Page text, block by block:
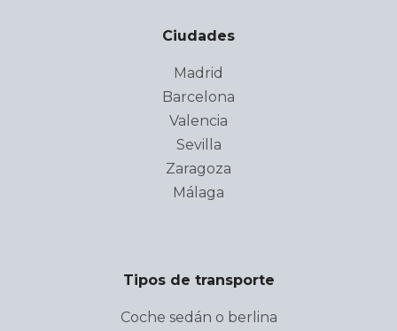
Ciudades
Madrid
Barcelona
Valencia
Sevilla
Zaragoza
Málaga
Tipos de transporte
Coche sedán o berlina